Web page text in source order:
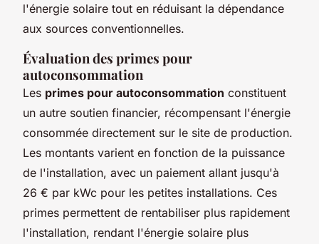
l'énergie solaire tout en réduisant la dépendance
aux sources conventionnelles.
Évaluation des primes pour
autoconsommation
Les primes pour autoconsommation constituent
un autre soutien financier, récompensant l'énergie
consommée directement sur le site de production.
Les montants varient en fonction de la puissance
de l'installation, avec un paiement allant jusqu'à
26 € par kWc pour les petites installations. Ces
primes permettent de rentabiliser plus rapidement
l'installation, rendant l'énergie solaire plus